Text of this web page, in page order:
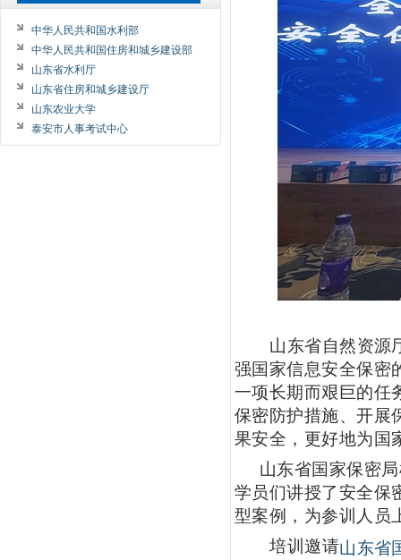
中华人民共和国水利部
中华人民共和国住房和城乡建设部
山东省水利厅
山东省住房和城乡建设厅
山东农业大学
泰安市人事考试中心
山东省自然资源
强国家信息安全保密
一项长期而艰巨的任
保密防护措施、开展
果安全，更好地为国
山东省国家保密
学员们讲授了安全保
型案例，为参训人员
培训邀请山东省